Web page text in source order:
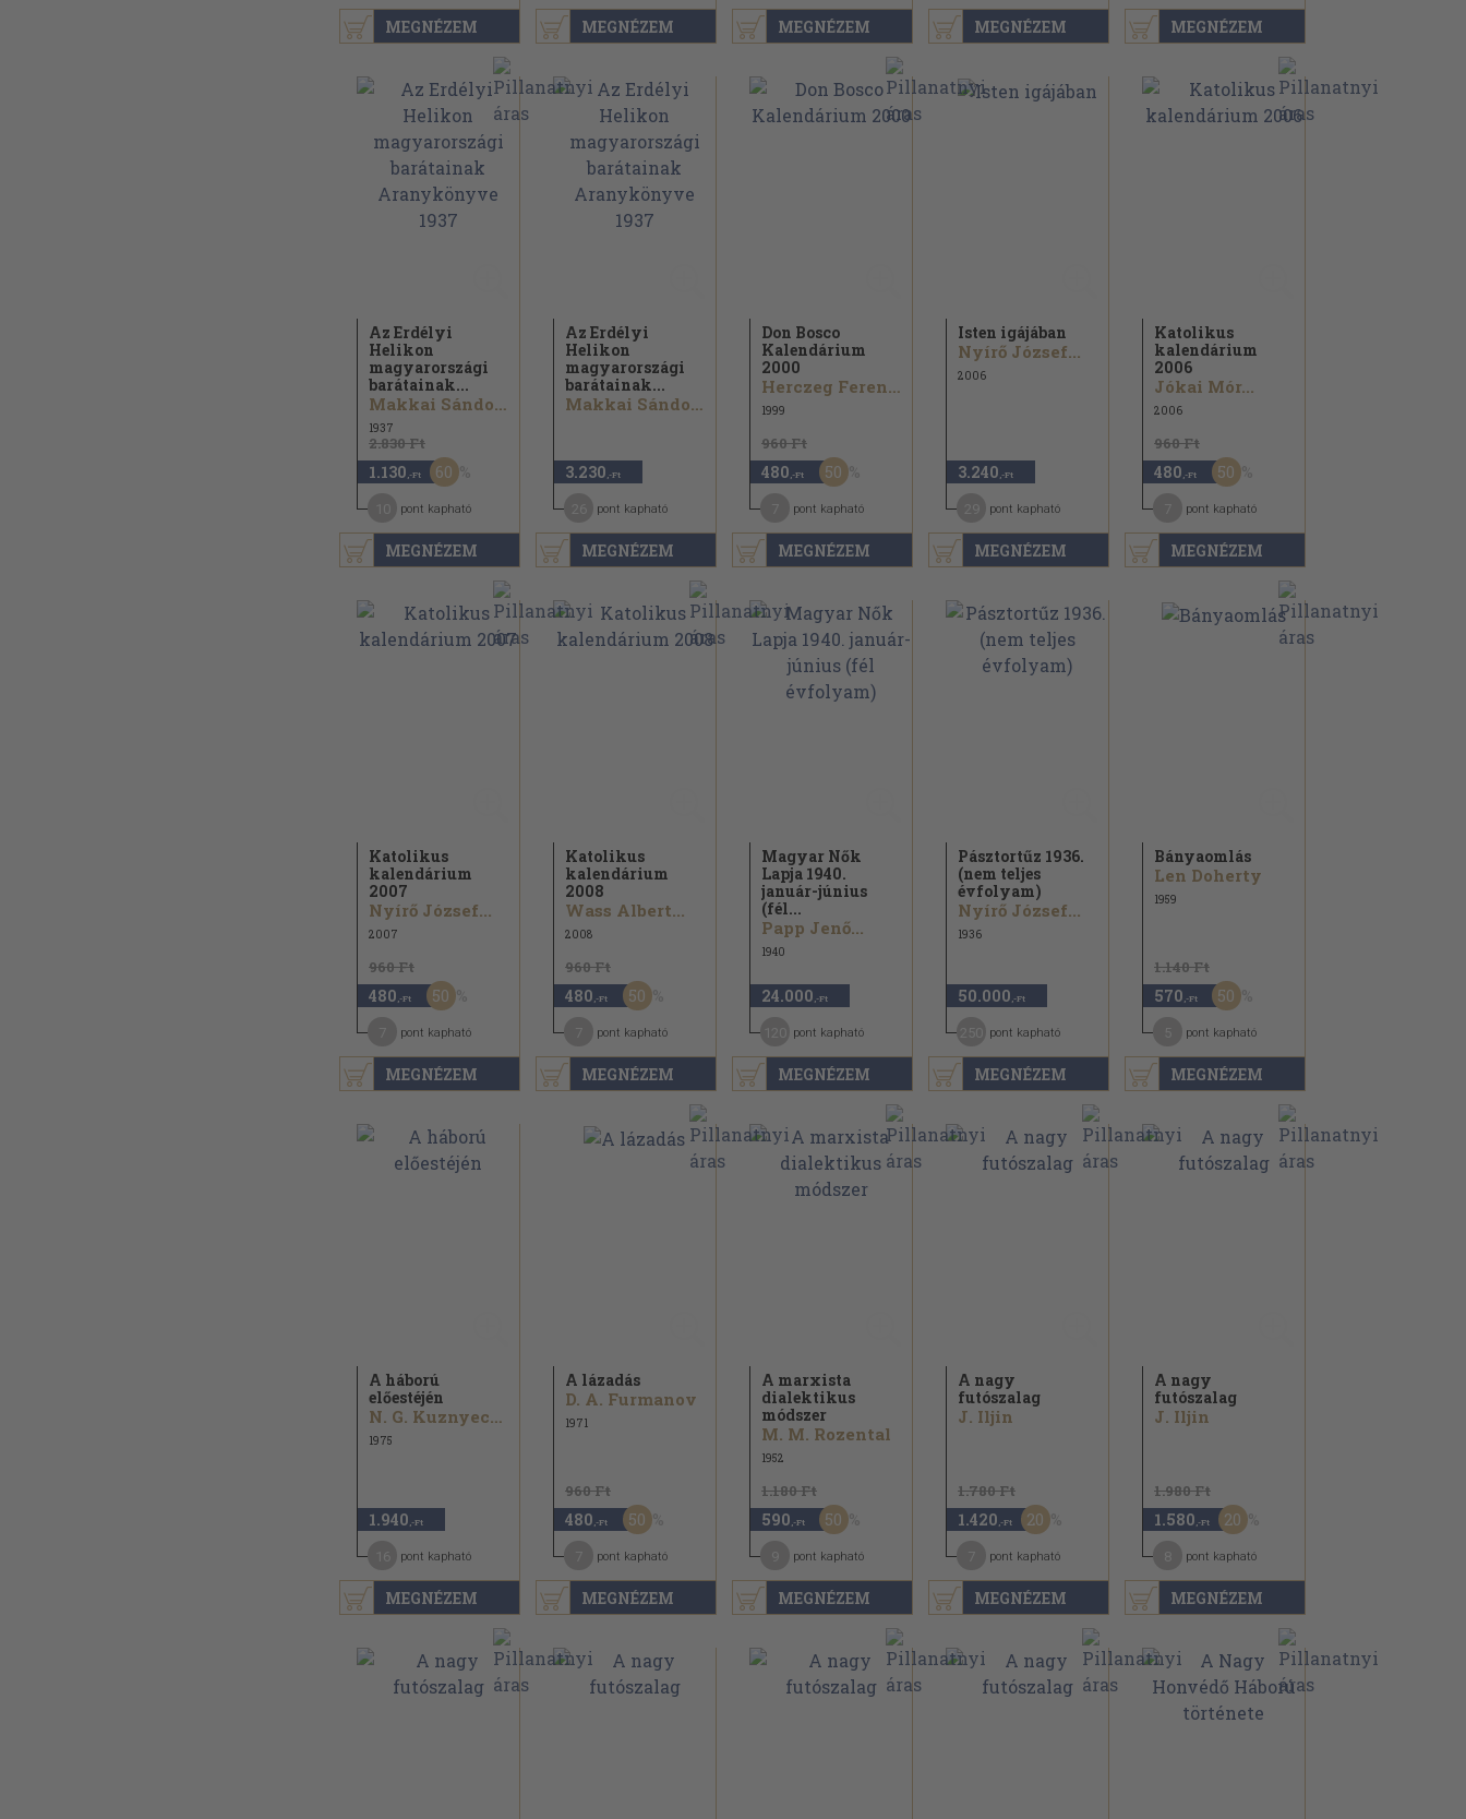
MEGNÉZEM MEGNÉZEM MEGNÉZEM MEGNÉZEM MEGNÉZEM
MEGNÉZEM
Az Erdélyi
Helikon
magyarországi
barátainak...
Makkai Sándor...
1937
2.830 Ft
1.130 ,-Ft 60
pont kapható
MEGNÉZEM
Az Erdélyi
Helikon
magyarországi
barátainak...
Makkai Sándor...
3.230 ,-Ft
pont kapható
MEGNÉZEM
Don Bosco
Kalendárium
2000
Herczeg Ferenc...
1999
960 Ft
480 ,-Ft 50
pont kapható
MEGNÉZEM
Isten igájában
Nyírő József...
2006
3.240 ,-Ft
pont kapható
MEGNÉZEM
Katolikus
kalendárium
2006
Jókai Mór...
2006
960 Ft
480 ,-Ft 50
pont kapható
MEGNÉZEM
Katolikus
kalendárium
2007
Nyírő József...
2007
960 Ft
480 ,-Ft 50
pont kapható
MEGNÉZEM
Katolikus
kalendárium
2008
Wass Albert...
2008
960 Ft
480 ,-Ft 50
pont kapható
MEGNÉZEM
Magyar Nők
Lapja 1940.
január-június
(fél...
Papp Jenő...
1940
24.000 ,-Ft
pont kapható
MEGNÉZEM
Pásztortűz 1936.
(nem teljes
évfolyam)
Nyírő József...
1936
50.000 ,-Ft
pont kapható
MEGNÉZEM
Bányaomlás
Len Doherty
1959
1.140 Ft
570 ,-Ft 50
pont kapható
MEGNÉZEM
A háború
előestéjén
N. G. Kuznyecov
1975
1.940 ,-Ft
pont kapható
MEGNÉZEM
A lázadás
D. A. Furmanov
1971
960 Ft
480 ,-Ft 50
pont kapható
MEGNÉZEM
A marxista
dialektikus
módszer
M. M. Rozental
1952
1.180 Ft
590 ,-Ft 50
pont kapható
MEGNÉZEM
A nagy
futószalag
J. Iljin
1.780 Ft
1.420 ,-Ft 20
pont kapható
MEGNÉZEM
A nagy
futószalag
J. Iljin
1.980 Ft
1.580 ,-Ft 20
pont kapható